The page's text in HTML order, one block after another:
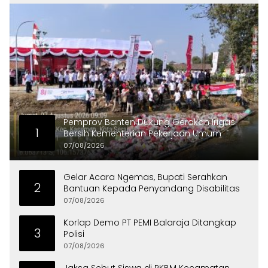
1
Pemprov Banten Dukung Gerakan Irigasi
Bersih Kementerian Pekerjaan Umum
07/08/2026
2
Gelar Acara Ngemas, Bupati Serahkan
Bantuan Kepada Penyandang Disabilitas
07/08/2026
3
Korlap Demo PT PEMI Balaraja Ditangkap
Polisi
07/08/2026